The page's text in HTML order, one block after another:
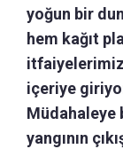
yoğun bir
hem kağıt
içeriye
Müdahaleye
yangının